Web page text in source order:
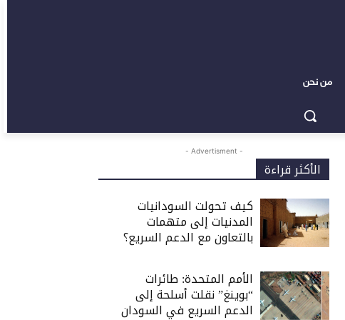
من نحن
- Advertisment -
الأكثر قراءة
كيف تحولت السودانيات
المدنيات إلى متهمات
بالتعاون مع الدعم السريع؟
الأمم المتحدة: طائرات
“بوينغ” نقلت أسلحة إلى
الدعم السريع في السودان